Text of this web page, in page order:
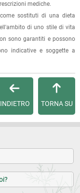
di vendita
mediche.
sostituti di una dieta
di uno stile di vita
sono garantiti e possono
indicative e soggette a
TORNA SU
INDIETRO